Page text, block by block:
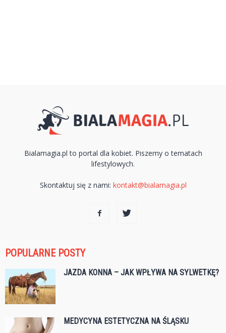
Bialamagia.pl to portal dla kobiet. Piszemy o tematach
lifestylowych.
Skontaktuj się z nami: kontakt@bialamagia.pl
POPULARNE POSTY
JAZDA KONNA – JAK WPŁYWA NA SYLWETKĘ?
MEDYCYNA ESTETYCZNA NA ŚLĄSKU